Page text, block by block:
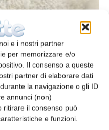
e i nostri partner
per memorizzare e/o
Il consenso a queste
partner di elaborare dati
la navigazione o gli ID
annunci (non)
ritirare il consenso può
e funzioni.